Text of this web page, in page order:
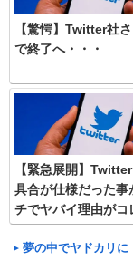
【驚愕】Twitter社
で終了へ・・・
【緊急展開】
具合が仕様だった
チでヤバイ理由がコ
夢の中でヤドカリに「起きて！